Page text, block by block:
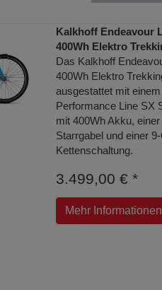
Kalkhoff Endeavour
400Wh Elektro
Das Kalkhoff
400Wh Elektro
ausgestattet mit
Performance Line SX
mit 400Wh Akku,
Starrgabel und einer
Kettenschaltung.
3.499,00 € *
Mehr Informationen